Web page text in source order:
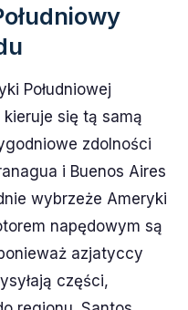
Południowej
się tą samą
zdolności
i Buenos Aires
wybrzeże Ameryki
napędowym są
azjatyccy
części,